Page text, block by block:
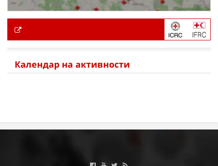
Календар на активности